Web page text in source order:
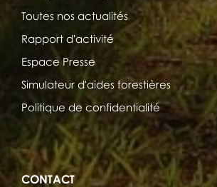
Toutes nos actualités
Rapport d'activité
Espace Presse
Simulateur d'aides forestières
Politique de confidentialité
CONTACT